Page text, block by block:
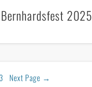
2025
Next Page →